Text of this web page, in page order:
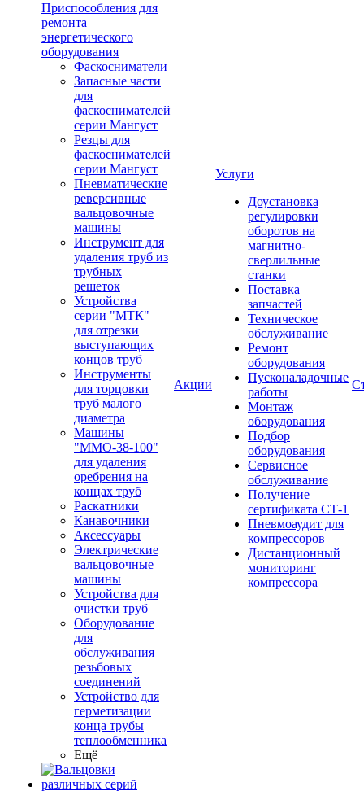
Приспособления для
ремонта
энергетического
оборудования
Фаскосниматели
Запасные части
для
фаскоснимателей
серии Мангуст
Резцы для
фаскоснимателей
серии Мангуст
Пневматические
реверсивные
вальцовочные
машины
Инструмент для
удаления труб из
трубных
решеток
Устройства
серии "МТК"
для отрезки
выступающих
концов труб
Инструменты
для торцовки
труб малого
диаметра
Машины
"ММО-38-100"
для удаления
оребрения на
концах труб
Раскатники
Канавочники
Аксессуары
Электрические
вальцовочные
машины
Устройства для
очистки труб
Оборудование
для
обслуживания
резьбовых
соединений
Устройство для
герметизации
конца трубы
теплообменника
Ещё
Акции
Услуги
Доустановка
регулировки
оборотов на
магнитно-
сверлильные
станки
Поставка
запчастей
Техническое
обслуживание
Ремонт
оборудования
Пусконаладочные
работы
Монтаж
оборудования
Подбор
оборудования
Сервисное
обслуживание
Получение
сертификата СТ-1
Пневмоаудит для
компрессоров
Дистанционный
мониторинг
компрессора